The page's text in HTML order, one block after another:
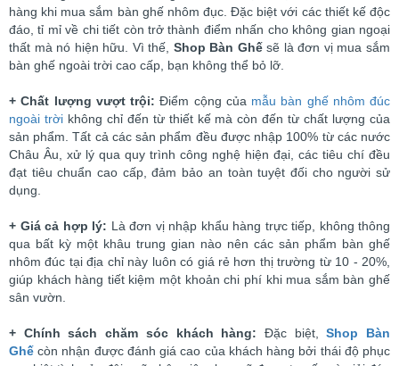
hàng khi mua sắm bàn ghế nhôm đục. Đặc biệt với các thiết kế độc
đáo, tỉ mỉ về chi tiết còn trở thành điểm nhấn cho không gian ngoại
thất mà nó hiện hữu. Vì thế, Shop Bàn Ghếsẽ là đơn vị mua sắm
bàn ghế ngoài trời cao cấp, bạn không thể bỏ lỡ.
+ Chất lượng vượt trội:Điểm cộng của mẫu bàn ghế nhôm đúc
ngoài trờikhông chỉ đến từ thiết kế mà còn đến từ chất lượng của
sản phẩm. Tất cả các sản phẩm đều được nhập 100% từ các nước
Châu Âu, xử lý qua quy trình công nghệ hiện đại, các tiêu chí đều
đạt tiêu chuẩn cao cấp, đảm bảo an toàn tuyệt đối cho người sử
dụng.
+ Giá cả hợp lý: Là đơn vị nhập khẩu hàng trực tiếp, không thông
qua bất kỳ một khâu trung gian nào nên các sản phẩm bàn ghế
nhôm đúc tại địa chỉ này luôn có giá rẻ hơn thị trường từ 10 - 20%,
giúp khách hàng tiết kiệm một khoản chi phí khi mua sắm bàn ghế
sân vườn.
+ Chính sách chăm sóc khách hàng: Đặc biệt,Shop Bàn
Ghế còn nhận được đánh giá cao của khách hàng bởi thái độ phục